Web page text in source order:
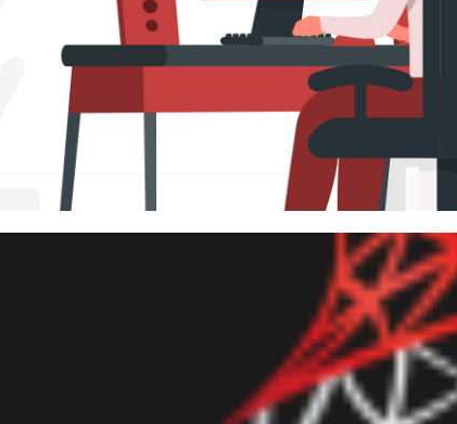
- Script para listar e
um diretório com